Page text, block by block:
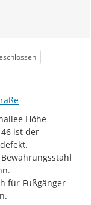
Höhe
ist der
für Fußgänger